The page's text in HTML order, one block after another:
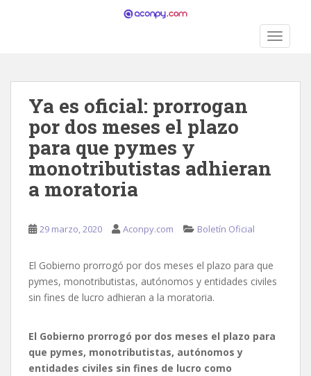
Ya es oficial: prorrogan
por dos meses el plazo
para que pymes y
monotributistas adhieran
a moratoria
29 marzo, 2020 Aconpy.com Boletín Oficial
El Gobierno prorrogó por dos meses el plazo para que
pymes, monotributistas, autónomos y entidades civiles
sin fines de lucro adhieran a la moratoria.
El Gobierno prorrogó por dos meses el plazo para
que pymes, monotributistas, autónomos y
entidades civiles sin fines de lucro como